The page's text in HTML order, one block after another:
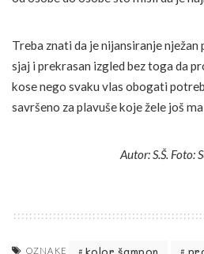
Treba znati da je nijansiranje
sjaj i prekrasan izgled bez toga da
kose nego svaku vlas obogati
savršeno za plavuše koje žele još
Autor: S.Š. Foto:
OZNAKE kolor šampon